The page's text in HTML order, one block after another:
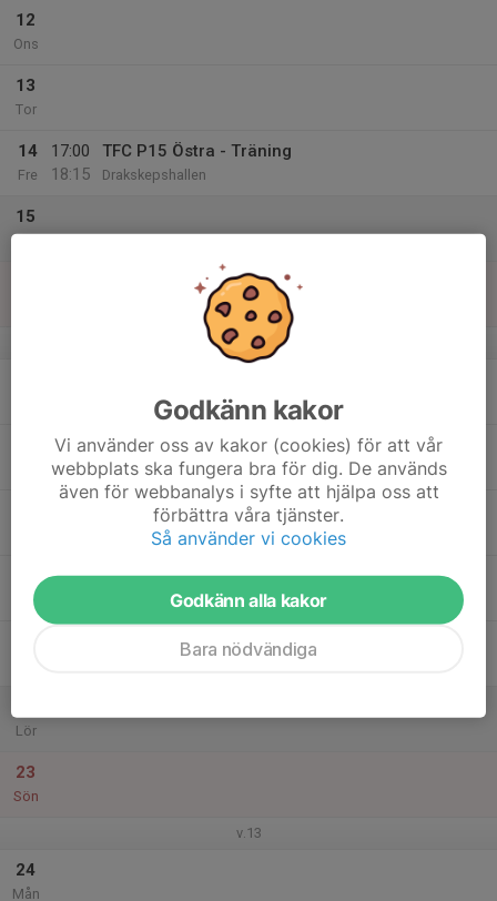
12
Ons
13
Tor
14
Fre
17:00
18:15
TFC P15 Östra - Träning
Drakskepshallen
15
v.12
17:00
18:10
TFC P15 Östra - Träning
Drakskepshallen
Tor
TFC P15 Östra - Träning
Lör
23
Sön
v.13
24
Mån
Godkänn kakor
Vi använder oss av kakor (cookies) för att vår
webbplats ska fungera bra för dig. De används
även för webbanalys i syfte att hjälpa oss att
förbättra våra tjänster.
Så använder vi cookies
Godkänn alla kakor
Bara nödvändiga